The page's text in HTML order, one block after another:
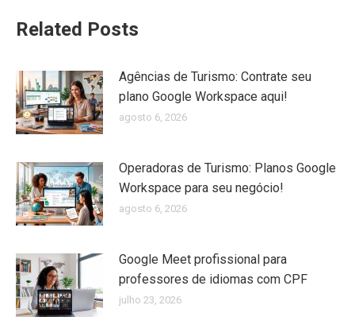
Related Posts
Agências de Turismo: Contrate seu
plano Google Workspace aqui!
agosto 6, 2026
Operadoras de Turismo: Planos Google
Workspace para seu negócio!
agosto 6, 2026
Google Meet profissional para
professores de idiomas com CPF
julho 23, 2026